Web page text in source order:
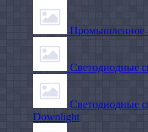
Промышленное
Светодиодные
Светодиодные
Downlight